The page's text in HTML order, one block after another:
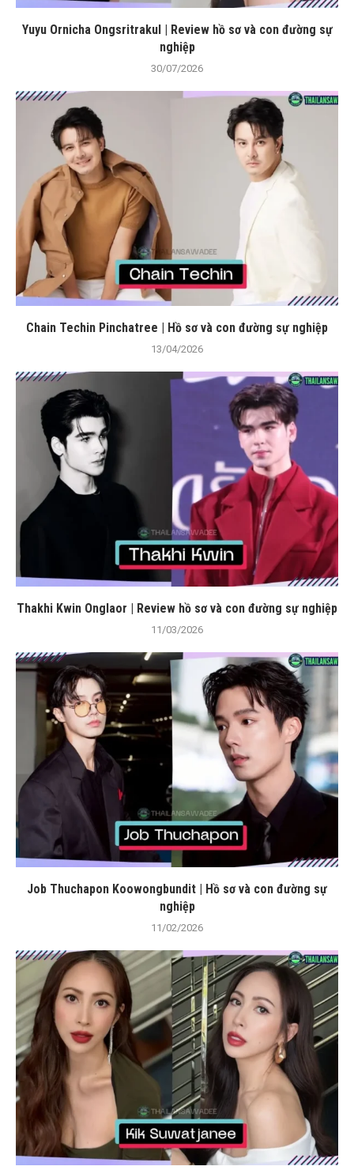
Yuyu Ornicha Ongsritrakul | Review hồ sơ và con đường sự
nghiệp
30/07/2026
Chain Techin Pinchatree | Hồ sơ và con đường sự nghiệp
13/04/2026
Thakhi Kwin Onglaor | Review hồ sơ và con đường sự nghiệp
11/03/2026
Job Thuchapon Koowongbundit | Hồ sơ và con đường sự
nghiệp
11/02/2026